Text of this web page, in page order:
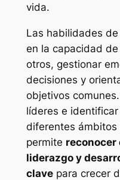
vida.
Las habilidades
en la capacidad
otros, gestionar
decisiones y
objetivos
líderes e
diferentes
permite reconocer
liderazgo y
clavepara crecer